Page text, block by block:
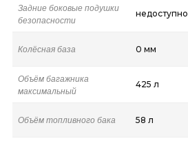
Задние боковые подушки
безопасности
недоступно
Колёсная база 0 мм
Объём багажника
максимальный
425 л
Объём топливного бака 58 л